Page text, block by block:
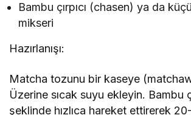
Bambu çırpıcı (chasen) ya da
mikseri
Hazırlanışı:
Matcha tozunu bir kaseye
Üzerine sıcak suyu ekleyin. Bambu
şeklinde hızlıca hareket ettirerek